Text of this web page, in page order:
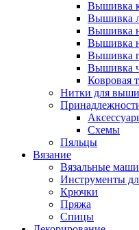
Вышивка
Вышивка
Вышивка
Вышивка
Вышивка
Вышивка
Ковровая
Нитки для
Схемы
Пяльцы
Вязание
Вязальные
Инструменты
Крючки
Пряжа
Спицы